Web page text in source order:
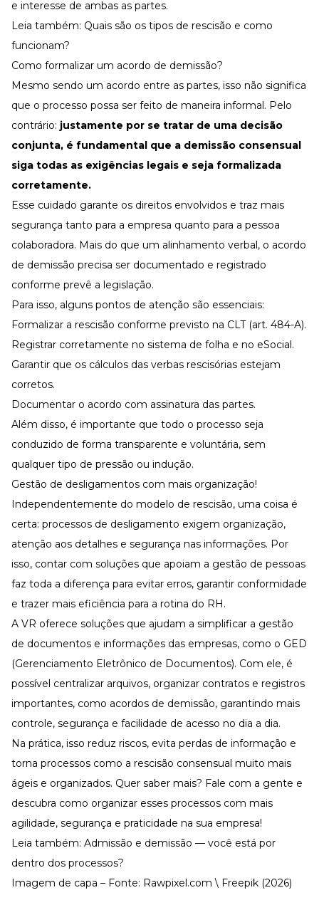
e interesse de ambas as partes.
Leia também: Quais são os tipos de rescisão e como
funcionam?
Como formalizar um acordo de demissão?
Mesmo sendo um acordo entre as partes, isso não significa
que o processo possa ser feito de maneira informal. Pelo
contrário: justamente por se tratar de uma decisão
conjunta, é fundamental que a demissão consensual
siga todas as exigências legais e seja formalizada
corretamente.
Esse cuidado garante os direitos envolvidos e traz mais
segurança tanto para a empresa quanto para a pessoa
colaboradora. Mais do que um alinhamento verbal, o acordo
de demissão precisa ser documentado e registrado
conforme prevê a legislação.
Para isso, alguns pontos de atenção são essenciais:
Formalizar a rescisão conforme previsto na CLT (art. 484-A).
Registrar corretamente no sistema de folha e no eSocial.
Garantir que os cálculos das verbas rescisórias estejam
corretos.
Documentar o acordo com assinatura das partes.
Além disso, é importante que todo o processo seja
conduzido de forma transparente e voluntária, sem
qualquer tipo de pressão ou indução.
Gestão de desligamentos com mais organização!
Independentemente do modelo de rescisão, uma coisa é
certa: processos de desligamento exigem organização,
atenção aos detalhes e segurança nas informações. Por
isso, contar com soluções que apoiam a gestão de pessoas
faz toda a diferença para evitar erros, garantir conformidade
e trazer mais eficiência para a rotina do RH.
A VR oferece soluções que ajudam a simplificar a gestão
de documentos e informações das empresas, como o GED
(Gerenciamento Eletrônico de Documentos). Com ele, é
possível centralizar arquivos, organizar contratos e registros
importantes, como acordos de demissão, garantindo mais
controle, segurança e facilidade de acesso no dia a dia.
Na prática, isso reduz riscos, evita perdas de informação e
torna processos como a rescisão consensual muito mais
ágeis e organizados. Quer saber mais? Fale com a gente e
descubra como organizar esses processos com mais
agilidade, segurança e praticidade na sua empresa!
Leia também: Admissão e demissão — você está por
dentro dos processos?
Imagem de capa – Fonte: Rawpixel.com \ Freepik (2026)